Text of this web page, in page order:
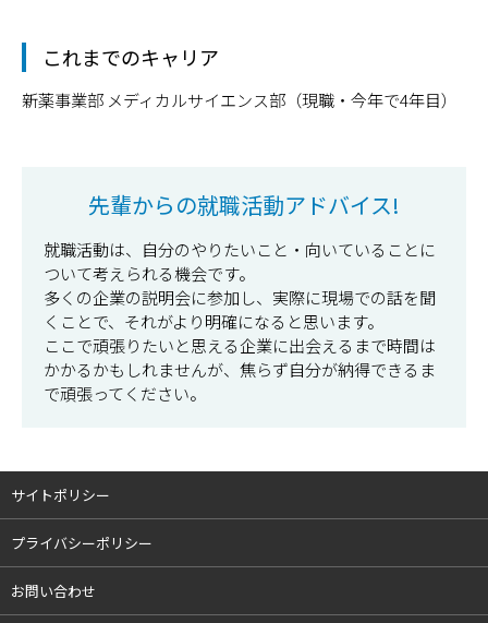
これまでのキャリア
新薬事業部 メディカルサイエンス部（現職・今年で4年目）
先輩からの就職活動アドバイス!
就職活動は、自分のやりたいこと・向いていることに
ついて考えられる機会です。
多くの企業の説明会に参加し、実際に現場での話を聞
くことで、それがより明確になると思います。
ここで頑張りたいと思える企業に出会えるまで時間は
かかるかもしれませんが、焦らず自分が納得できるま
で頑張ってください。
サイトポリシー
プライバシーポリシー
お問い合わせ